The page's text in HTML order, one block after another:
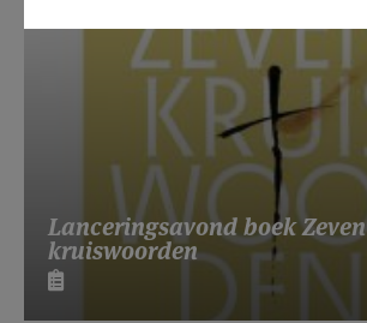
Lanceringsavond boek Zeven
kruiswoorden